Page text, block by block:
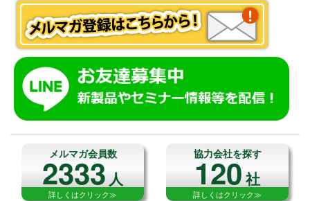
メルマガ会員数
2333人
詳しくはクリック≫
協力会社を探す
120社
詳しくはクリック≫